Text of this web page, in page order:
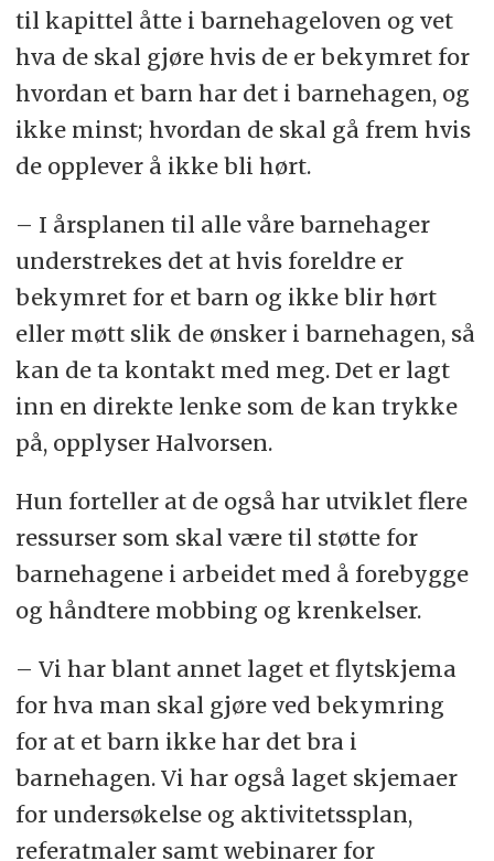
til kapittel åtte i barnehageloven og vet
hva de skal gjøre hvis de er bekymret for
hvordan et barn har det i barnehagen, og
ikke minst; hvordan de skal gå frem hvis
de opplever å ikke bli hørt.
– I årsplanen til alle våre barnehager
understrekes det at hvis foreldre er
bekymret for et barn og ikke blir hørt
eller møtt slik de ønsker i barnehagen, så
kan de ta kontakt med meg. Det er lagt
inn en direkte lenke som de kan trykke
på, opplyser Halvorsen.
Hun forteller at de også har utviklet flere
ressurser som skal være til støtte for
barnehagene i arbeidet med å forebygge
og håndtere mobbing og krenkelser.
– Vi har blant annet laget et flytskjema
for hva man skal gjøre ved bekymring
for at et barn ikke har det bra i
barnehagen. Vi har også laget skjemaer
for undersøkelse og aktivitetssplan,
referatmaler samt webinarer for